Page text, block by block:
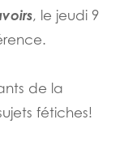
, le jeudi 9
de la
fétiches!